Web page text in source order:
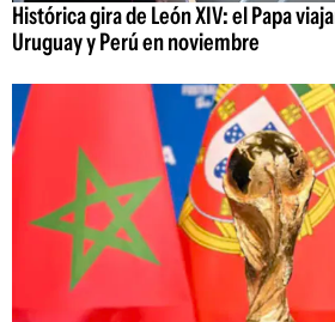
Histórica gira de León XIV: el Papa
Uruguay y Perú en noviembre